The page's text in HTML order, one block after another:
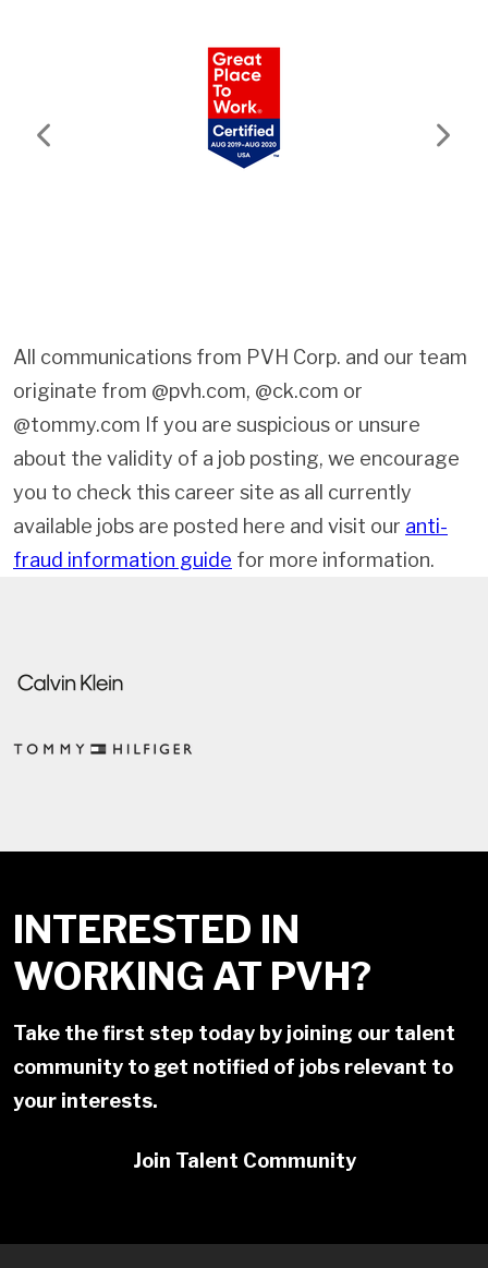
Previous Next
All communications from PVH Corp. and our team
originate from @pvh.com, @ck.com or
@tommy.com If you are suspicious or unsure
about the validity of a job posting, we encourage
you to check this career site as all currently
available jobs are posted here and visit our anti-
fraud information guide for more information.
INTERESTED IN
WORKING AT PVH?
Take the first step today by joining our talent
community to get notified of jobs relevant to
your interests.
Join Talent Community